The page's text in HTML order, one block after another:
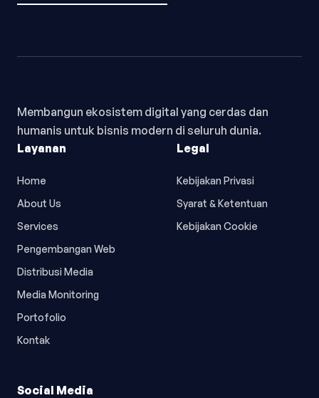
Membangun ekosistem digital yang cerdas dan
humanis untuk bisnis modern di seluruh dunia.
Layanan
Home
About Us
Services
Pengembangan Web
Distribusi Media
Media Monitoring
Portofolio
Kontak
Legal
Kebijakan Privasi
Syarat & Ketentuan
Kebijakan Cookie
Social Media